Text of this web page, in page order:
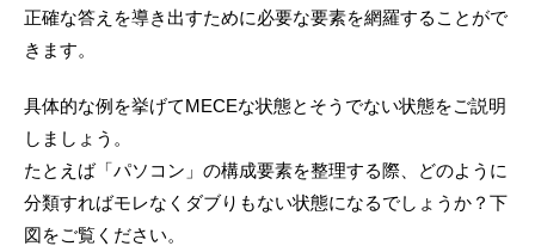
正確な答えを導き出すために必要な要素を網羅することがで
きます。
具体的な例を挙げてMECEな状態とそうでない状態をご説明
しましょう。
たとえば「パソコン」の構成要素を整理する際、どのように
分類すればモレなくダブりもない状態になるでしょうか？下
図をご覧ください。